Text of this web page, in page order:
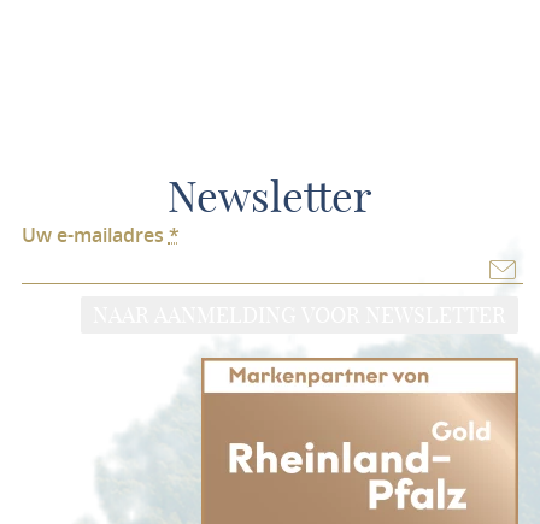
Newsletter
Uw e-mailadres *